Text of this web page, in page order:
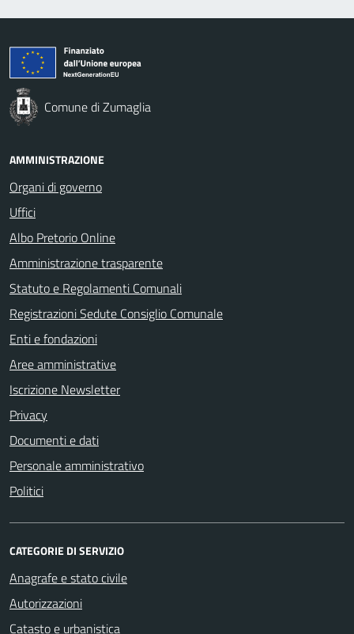
Comune di Zumaglia
AMMINISTRAZIONE
Organi di governo
Uffici
Albo Pretorio Online
Amministrazione trasparente
Statuto e Regolamenti Comunali
Registrazioni Sedute Consiglio Comunale
Enti e fondazioni
Aree amministrative
Iscrizione Newsletter
Privacy
Documenti e dati
Personale amministrativo
Politici
CATEGORIE DI SERVIZIO
Anagrafe e stato civile
Autorizzazioni
Catasto e urbanistica